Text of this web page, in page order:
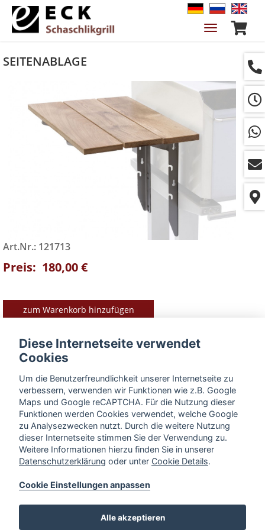
Navigation
SEITENABLAGE
Art.Nr.: 121713
Preis: 180,00 €
zum Warenkorb hinzufügen
Produkt-Vorteile im Überblick
► praktische Arbeitsfläche
► kompakt verstaubar
► Material: Eichenholz und Edelstahl
BESCHREIBUNG
« zurück zur Übersicht
Diese Internetseite verwendet
Cookies
Um die Benutzerfreundlichkeit unserer Internetseite zu
verbessern, verwenden wir Funktionen wie z.B. Google
Maps und Google reCAPTCHA. Für die Nutzung dieser
Funktionen werden Cookies verwendet, welche Google
zu Analysezwecken nutzt. Durch die weitere Nutzung
dieser Internetseite stimmen Sie der Verwendung zu.
Weitere Informationen hierzu finden Sie in unserer
Datenschutzerklärung oder unter Cookie Details.
Cookie Einstellungen anpassen
Alle akzeptieren